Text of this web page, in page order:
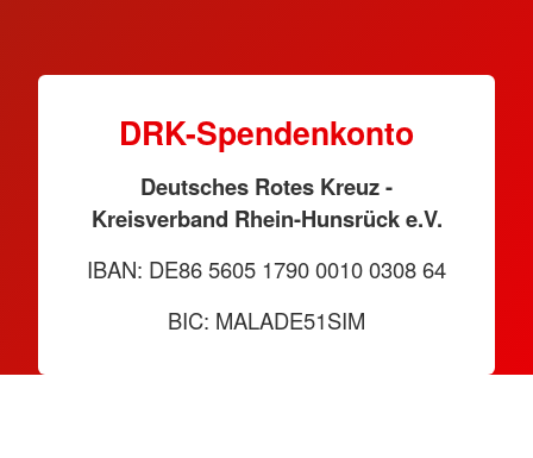
DRK-Spendenkonto
Deutsches Rotes Kreuz -
Kreisverband Rhein-Hunsrück e.V.
IBAN: DE86 5605 1790 0010 0308 64
BIC: MALADE51SIM